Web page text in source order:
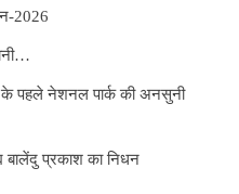
2026
के पहले नेशनल पार्क की अनसुनी
बालेंदु प्रकाश का निधन